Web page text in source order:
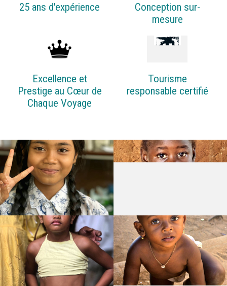
25 ans d'expérience
Conception sur-
mesure
Excellence et
Prestige au Cœur de
Chaque Voyage
Tourisme
responsable certifié